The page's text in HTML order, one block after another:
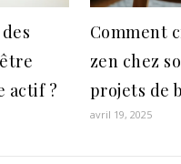
actif ?
Comment
zen chez
projets de
avril 19, 2025